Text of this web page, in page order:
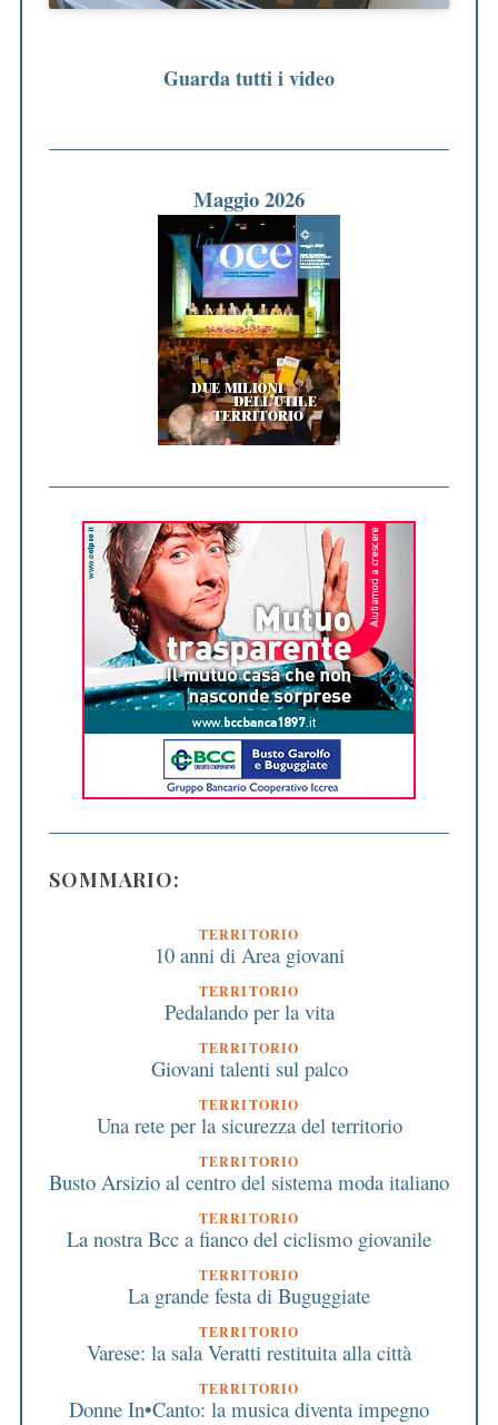
Guarda tutti i video
Maggio 2026
SOMMARIO:
TERRITORIO
10 anni di Area giovani
TERRITORIO
Pedalando per la vita
TERRITORIO
Giovani talenti sul palco
TERRITORIO
Una rete per la sicurezza del territorio
TERRITORIO
Busto Arsizio al centro del sistema moda italiano
TERRITORIO
La nostra Bcc a fianco del ciclismo giovanile
TERRITORIO
La grande festa di Buguggiate
TERRITORIO
Varese: la sala Veratti restituita alla città
TERRITORIO
Donne In•Canto: la musica diventa impegno